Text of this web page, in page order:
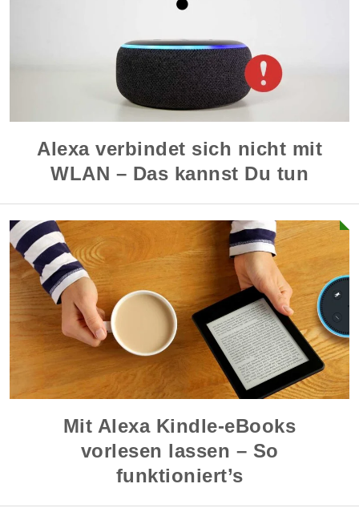
Alexa verbindet sich nicht mit
WLAN – Das kannst Du tun
Mit Alexa Kindle-eBooks
vorlesen lassen – So
funktioniert’s